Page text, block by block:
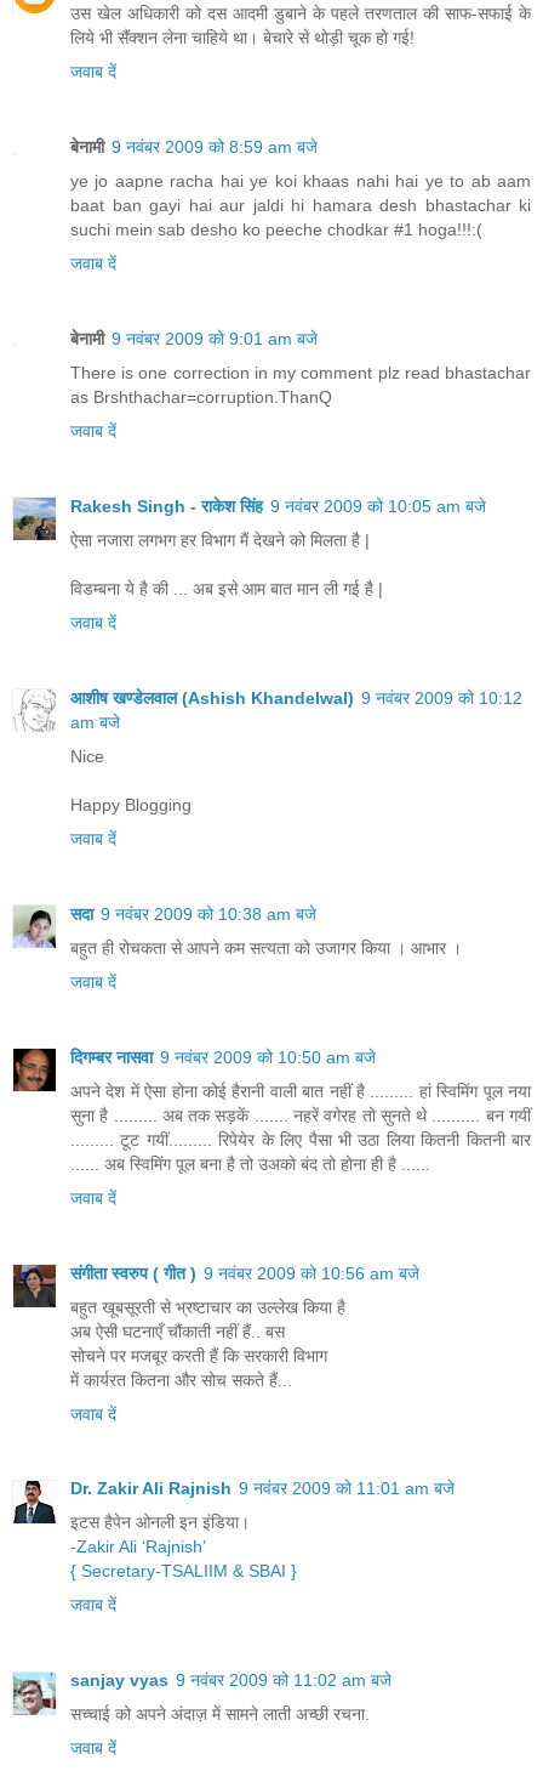
उस खेल अधिकारी को दस आदमी डुबाने के पहले तरणताल की साफ-सफाई के
लिये भी सैंक्शन लेना चाहिये था। बेचारे से थोड़ी चूक हो गई!
जवाब दें
बेनामी 9 नवंबर 2009 को 8:59 am बजे
ye jo aapne racha hai ye koi khaas nahi hai ye to ab aam
baat ban gayi hai aur jaldi hi hamara desh bhastachar ki
suchi mein sab desho ko peeche chodkar #1 hoga!!!:(
जवाब दें
बेनामी 9 नवंबर 2009 को 9:01 am बजे
There is one correction in my comment plz read bhastachar
as Brshthachar=corruption.ThanQ
जवाब दें
Rakesh Singh - राकेश सिंह 9 नवंबर 2009 को 10:05 am बजे
ऐसा नजारा लगभग हर विभाग मैं देखने को मिलता है |
विडम्बना ये है की ... अब इसे आम बात मान ली गई है |
जवाब दें
आशीष खण्डेलवाल (Ashish Khandelwal) 9 नवंबर 2009 को 10:12
am बजे
Nice
Happy Blogging
जवाब दें
सदा 9 नवंबर 2009 को 10:38 am बजे
बहुत ही रोचकता से आपने कम सत्‍यता को उजागर किया । आभार ।
जवाब दें
दिगम्बर नासवा 9 नवंबर 2009 को 10:50 am बजे
अपने देश में ऐसा होना कोई हैरानी वाली बात नहीं है ......... हां स्विमिंग पूल नया
सुना है ......... अब तक सड़कें ....... नहरें वगेरह तो सुनते थे .......... बन गयीं
......... टूट गयीं......... रिपेयेर के लिए पैसा भी उठा लिया कितनी कितनी बार
...... अब स्विमिंग पूल बना है तो उअको बंद तो होना ही है ......
जवाब दें
संगीता स्वरुप ( गीत ) 9 नवंबर 2009 को 10:56 am बजे
बहुत खूबसूरती से भ्रष्टाचार का उल्लेख किया है
अब ऐसी घटनाएँ चौंकाती नहीं हैं.. बस
सोचने पर मजबूर करती हैं कि सरकारी विभाग
में कार्यरत कितना और सोच सकते हैं...
जवाब दें
Dr. Zakir Ali Rajnish 9 नवंबर 2009 को 11:01 am बजे
इटस हैपेन ओनली इन इंडिया।
-Zakir Ali ‘Rajnish’
{ Secretary-TSALIIM & SBAI }
जवाब दें
sanjay vyas 9 नवंबर 2009 को 11:02 am बजे
सच्चाई को अपने अंदाज़ में सामने लाती अच्छी रचना.
जवाब दें